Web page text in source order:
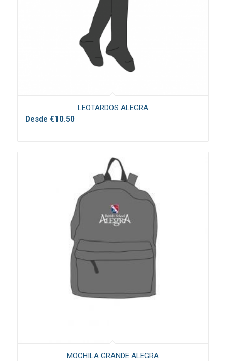
LEOTARDOS ALEGRA
Desde €10.50
MOCHILA GRANDE ALEGRA